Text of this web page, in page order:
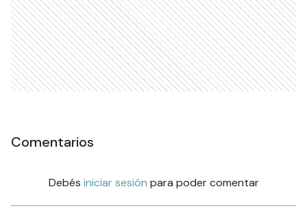
Comentarios
Debés iniciar sesión para poder comentar